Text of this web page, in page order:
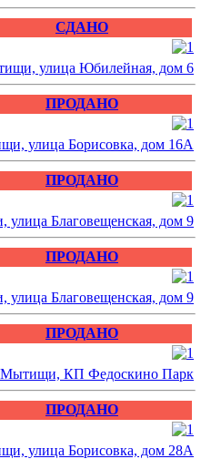
СДАНО
улица Юбилейная, дом 6
ПРОДАНО
улица Борисовка, дом 16А
ПРОДАНО
Благовещенская, дом 9
ПРОДАНО
Благовещенская, дом 9
ПРОДАНО
Мытищи, КП Федоскино Парк
ПРОДАНО
улица Борисовка, дом 28А